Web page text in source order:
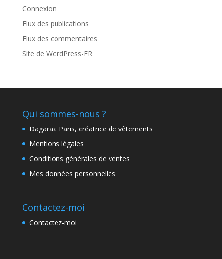
Connexion
Flux des publications
Flux des commentaires
Site de WordPress-FR
Qui sommes-nous ?
Dagaraa Paris, créatrice de vêtements
Mentions légales
Conditions générales de ventes
Mes données personnelles
Contactez-moi
Contactez-moi